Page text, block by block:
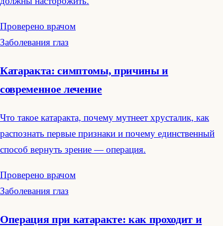
Проверено врачом
Заболевания глаз
Катаракта: симптомы, причины и
современное лечение
Что такое катаракта, почему мутнеет хрусталик, как
распознать первые признаки и почему единственный
способ вернуть зрение — операция.
Проверено врачом
Заболевания глаз
Операция при катаракте: как проходит и